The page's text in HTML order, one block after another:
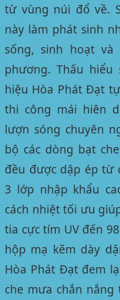
từ vùng núi đổ về.
này làm phát sinh
sống, sinh hoạt
phương. Thấu
hiệu Hòa Phát Đạt
thi công mái hiên
lượn sóng chuyên
bộ các dòng bạt
đều được dập ép từ
3 lớp nhập khẩu
cách nhiệt tối ưu
tia cực tím UV đến
hộp mạ kẽm dày
Hòa Phát Đạt đem
che mưa chắn